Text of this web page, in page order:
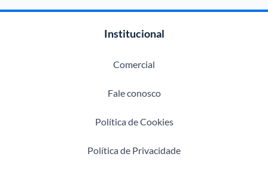
Institucional
Comercial
Fale conosco
Política de Cookies
Política de Privacidade